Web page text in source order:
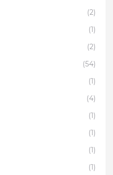
(2)
(1)
(2)
(54)
(1)
(4)
(1)
(1)
(1)
(1)